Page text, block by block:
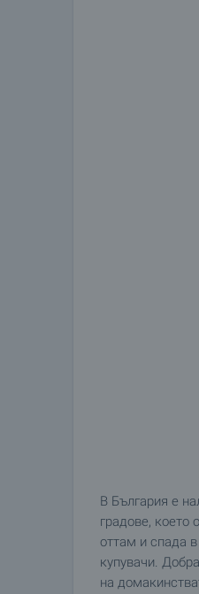
В България е
градове, което
оттам и спада
купувачи.
на